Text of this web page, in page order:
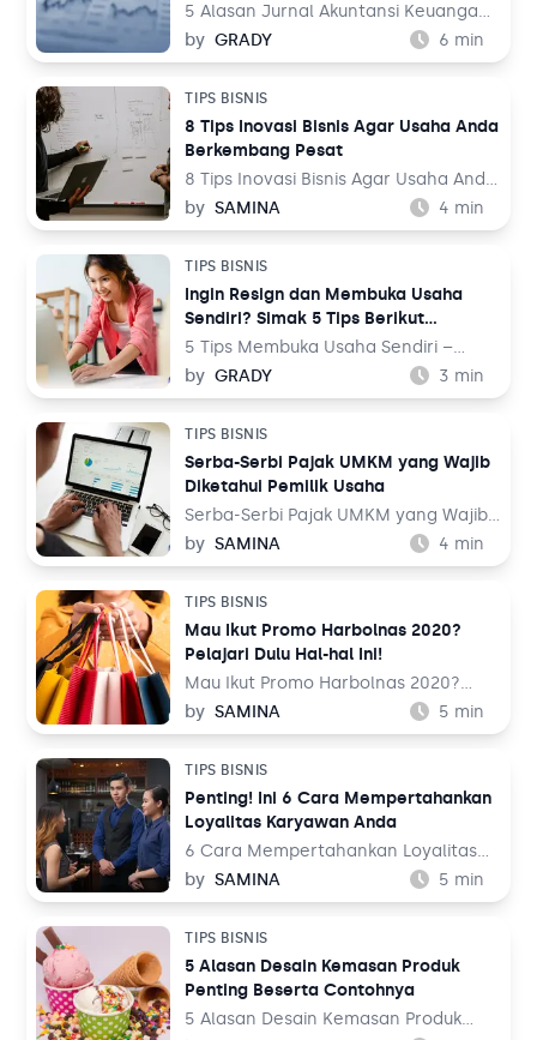
bermunculan bisnis rumahan.
Mungkin, Anda salah satu pelaku
usaha tersebut.
5 Alasan Jurnal Akuntansi Keuangan
Penting Bagi Bisnis Anda – Sebagai
pemilik bisnis, mengapa Anda harus
laporan keuangan yang tidak bekerja
sesuai dengan apa yang Anda
butuhkan?
by GRADY 6 min
TIPS BISNIS
8 Tips Inovasi Bisnis Agar Usaha Anda
Berkembang Pesat
8 Tips Inovasi Bisnis Agar Usaha Anda
Berkembang Pesat – Sebagai pelaku
usaha, Anda tidak boleh lengah dan
pencapaian usaha Anda sejauh ini.
Apalagi bagi pebisnis pemula, haram
hukumnya menyempatkan diri untuk
berleha-leha.
by SAMINA 4 min
TIPS BISNIS
Ingin Resign dan Membuka Usaha
Sendiri? Simak 5 Tips Berikut…
5 Tips Membuka Usaha Sendiri –
Tahukah Anda? Banyak orang yang
memilih untuk resign dari tempat ia
sendiri? Namun, tak jarang juga lho,
yang memilih untuk membuka usaha
sendiri selagi bekerja full time
sebagai pegawai kantoran, demi
menambah penghasilan bulanan.
by GRADY 3 min
TIPS BISNIS
Serba-Serbi Pajak UMKM yang Wajib
Diketahui Pemilik Usaha
Serba-Serbi Pajak UMKM yang Wajib
Diketahui Pemilik Usaha – Pajak
merupakan salah satu sumber
ini diperoleh dari setiap warga
negara wajib pajak yang
berpenghasilan dengan jumlah
tertentu atau pelaku usaha dengan
kriteria tertentu.
by SAMINA 4 min
TIPS BISNIS
Mau Ikut Promo Harbolnas 2020?
Pelajari Dulu Hal-hal Ini!
Mau Ikut Promo Harbolnas 2020?
Pelajari Dulu Hal-hal Ini! – Menjelang
akhir tahun, masyarakat biasanya
promo Harbolnas yang diadakan
berbagai website e-commerce di
dunia maya. Tak heran apabila
masyarakat cenderung menjadi lebih
konsumtif dari biasanya.
by SAMINA 5 min
TIPS BISNIS
Penting! Ini 6 Cara Mempertahankan
Loyalitas Karyawan Anda
6 Cara Mempertahankan Loyalitas
Karyawan Anda – Karyawan
merupakan ujung tombak dari
Anda. Mereka mengeksekusi segala
kegiatan bisnis perusahaan Anda dari
hari ke hari, minggu ke minggu, dan
seterusnya. Citra perusahaan Anda
by SAMINA 5 min
TIPS BISNIS
5 Alasan Desain Kemasan Produk
Penting Beserta Contohnya
5 Alasan Desain Kemasan Produk